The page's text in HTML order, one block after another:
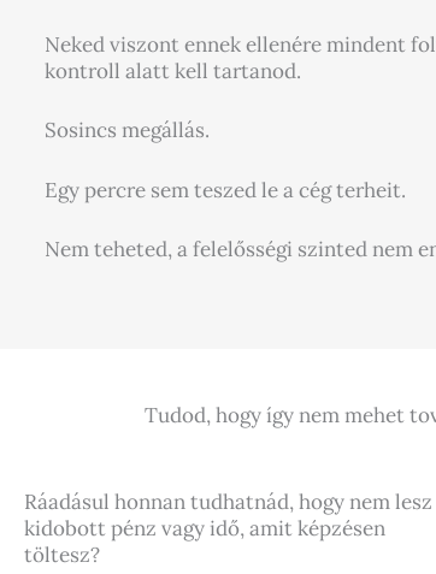
Neked viszont ennek ellenére mindent
kontroll alatt kell tartanod.
Sosincs megállás.
Egy percre sem teszed le a cég terheit.
Nem teheted, a felelősségi szinted nem
Tudod, hogy így nem mehet
Ráadásul honnan tudhatnád, hogy nem lesz
kidobott pénz vagy idő, amit képzésen
töltesz?